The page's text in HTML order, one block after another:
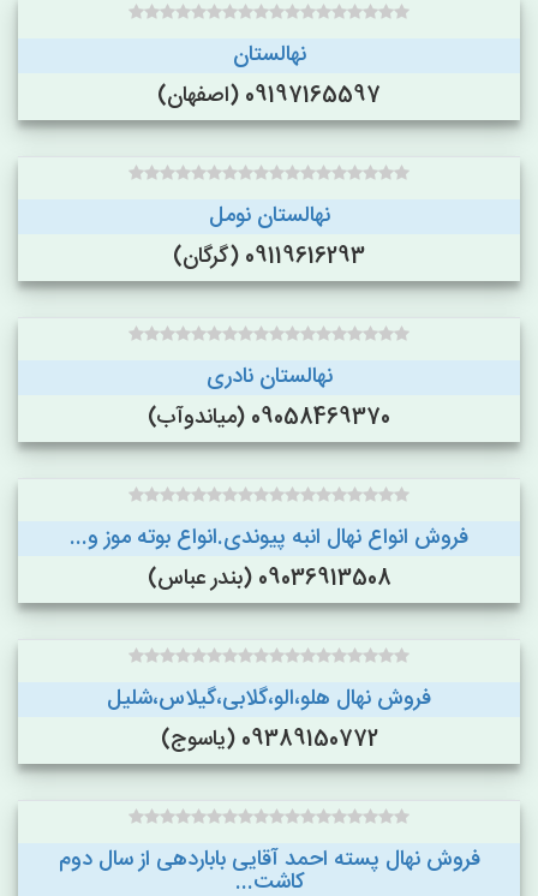
نهالستان
09197165597 (اصفهان)
نهالستان نومل
09119616293 (گرگان)
نهالستان نادری
09058469370 (میاندوآب)
فروش انواع نهال انبه پیوندی.انواع بوته موز و...
09036913508 (بندر عباس)
فروش نهال هلو،الو،گلابی،گیلاس،شلیل
09389150772 (یاسوج)
فروش نهال پسته احمد آقایی باباردهی از سال دوم
کاشت...